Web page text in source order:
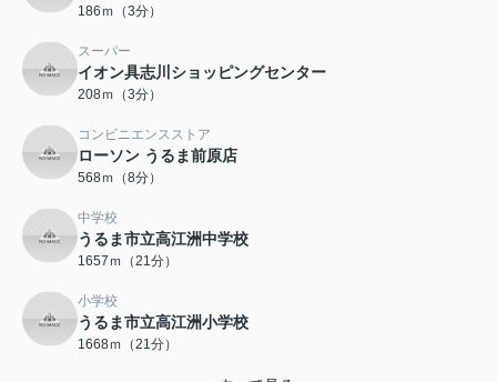
186ｍ（3分）
スーパー
イオン具志川ショッピングセンター
208ｍ（3分）
コンビニエンスストア
ローソン うるま前原店
568ｍ（8分）
中学校
うるま市立高江洲中学校
1657ｍ（21分）
小学校
うるま市立高江洲小学校
1668ｍ（21分）